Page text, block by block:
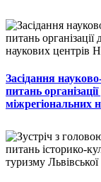
Засідання
питань організації
міжрегіональних